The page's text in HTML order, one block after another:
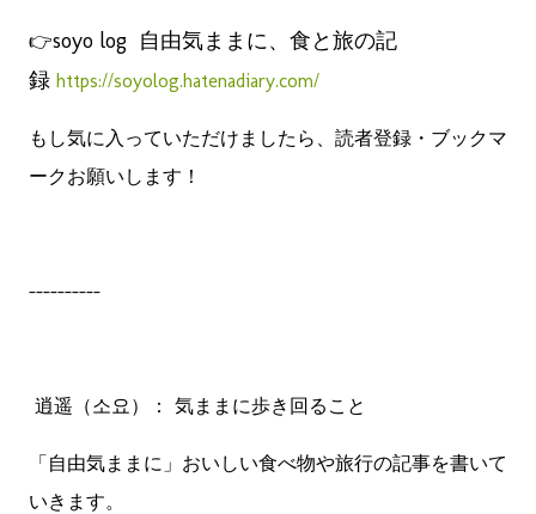
👉soyo log 自由気ままに、食と旅の記
録 https://soyolog.hatenadiary.com/
もし気に入っていただけましたら、読者登録・ブックマ
ークお願いします！
----------
逍遥（소요）： 気ままに歩き回ること
「自由気ままに」おいしい食べ物や旅行の記事を書いて
いきます。